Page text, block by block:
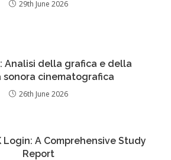
29th June 2026
Analisi della grafica e della
sonora cinematografica
26th June 2026
Login: A Comprehensive Study
Report